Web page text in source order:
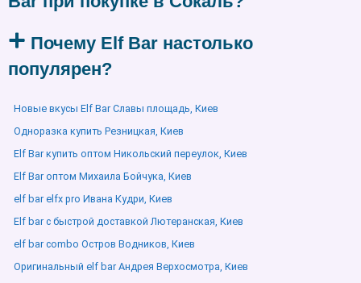
Почему Elf Bar настолько
популярен?
Новые вкусы Elf Bar Славы площадь, Киев
Одноразка купить Резницкая, Киев
Elf Bar купить оптом Никольский переулок, Киев
Elf Bar оптом Михаила Бойчука, Киев
elf bar elfx pro Ивана Кудри, Киев
Elf bar с быстрой доставкой Лютеранская, Киев
elf bar combo Остров Водников, Киев
Оригинальный elf bar Андрея Верхосмотра, Киев